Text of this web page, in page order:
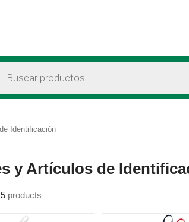
de productos
Identificación
y Artículos de
5 products